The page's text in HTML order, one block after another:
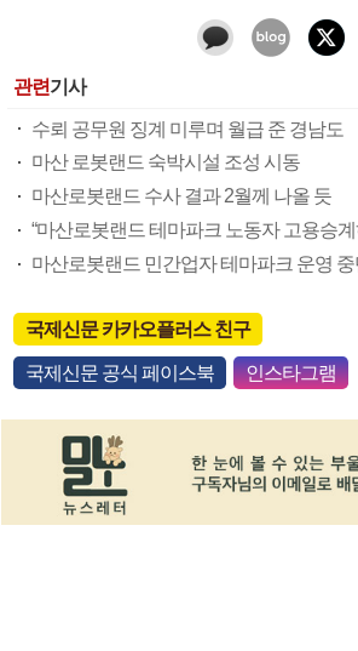
관련기사
수뢰 공무원 징계 미루며 월급 준 경남도
마산 로봇랜드 숙박시설 조성 시동
마산로봇랜드 수사 결과 2월께 나올 듯
“마산로봇랜드 테마파크 노동자 고용승계
국제신문 카카오플러스 친구
국제신문 공식 페이스북 인스타그램